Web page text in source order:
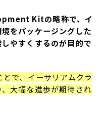
Kitの略称で、イ
をパッケージングした
やすくするのが目的で
で、イーサリアムクラ
大幅な進歩が期待され